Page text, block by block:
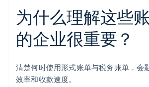
为什么理解这些
的企业很重要？
清楚何时使用形式账单与税务账单，会
效率和收款速度。